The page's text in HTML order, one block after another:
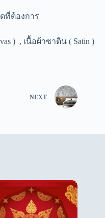
ที่ต้องการ
) , เนื้อผ้าซาติน ( Satin )
NEXT